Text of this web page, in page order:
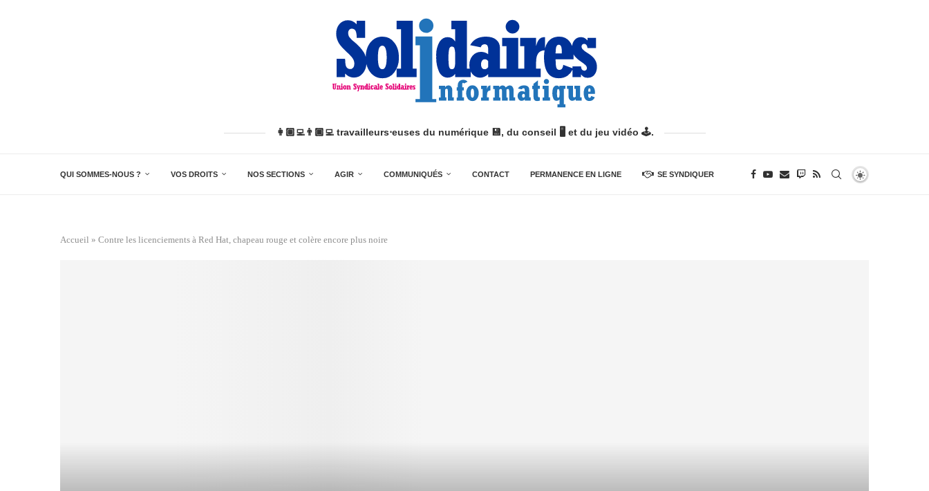
👩🏽‍💻👨🏿‍💻 travailleurs⋅euses du numérique 💾, du conseil 🖥️ et du jeu vidéo 🕹️.
QUI SOMMES-NOUS ? VOS DROITS NOS SECTIONS AGIR COMMUNIQUÉS CONTACT PERMANENCE EN LIGNE SE SYNDIQUER
Accueil » Contre les licenciements à Red Hat, chapeau rouge et colère encore plus noire